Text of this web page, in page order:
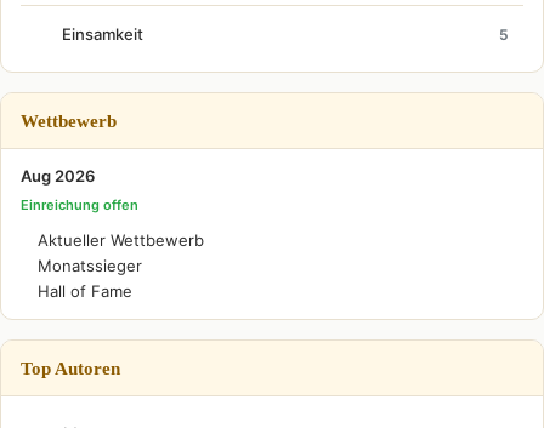
Einsamkeit 5
Wettbewerb
Aug 2026
Einreichung offen
Aktueller Wettbewerb
Monatssieger
Hall of Fame
Top Autoren